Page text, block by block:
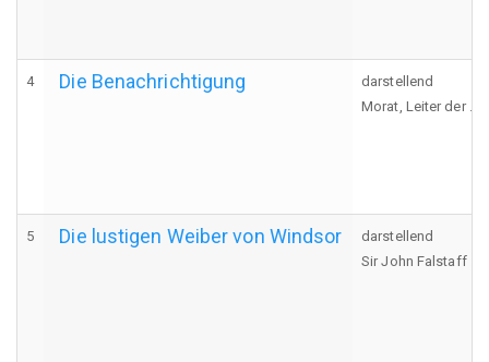
4 Die Benachrichtigung
darstellend
Morat, Leiter der
5 Die lustigen Weiber von Windsor
darstellend
Sir John Falstaff